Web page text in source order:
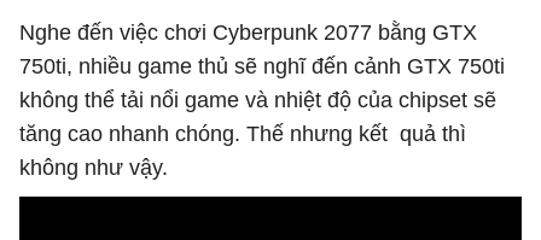
Nghe đến việc chơi Cyberpunk 2077 bằng GTX
750ti, nhiều game thủ sẽ nghĩ đến cảnh GTX 750ti
không thể tải nổi game và nhiệt độ của chipset sẽ
tăng cao nhanh chóng. Thế nhưng kết quả thì
không như vậy.